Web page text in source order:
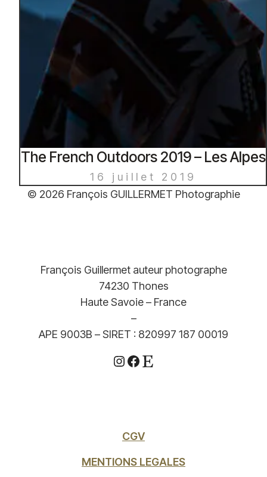
The French Outdoors 2019 – Les Alpes
16 juillet 2019
© 2026 François GUILLERMET Photographie
François Guillermet auteur photographe
74230 Thones
Haute Savoie – France
–
APE 9003B – SIRET : 820997 187 00019
Instagram
Facebook
Etsy
CGV
MENTIONS LEGALES